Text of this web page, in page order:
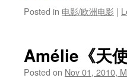
Posted in 电影/欧洲电影 |
Amélie《天
Posted on Nov 01, 2010,